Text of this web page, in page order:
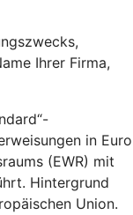
Ihrer Firma,
in Euro
(EWR) mit
Hintergrund
Union.